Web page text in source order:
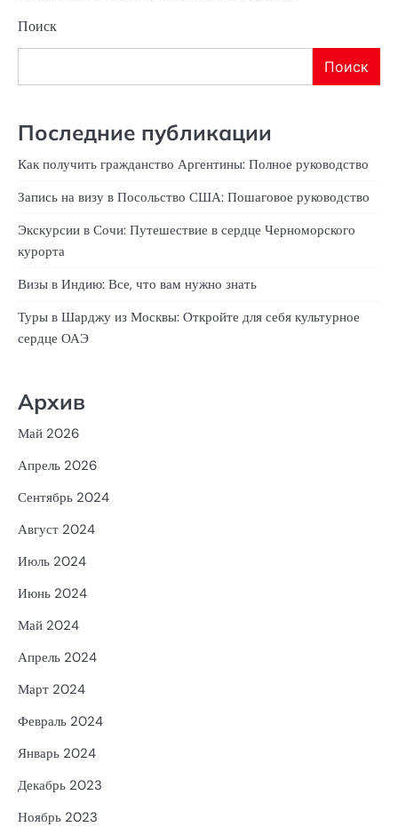
Поиск
Поиск
Последние публикации
Как получить гражданство Аргентины: Полное руководство
Запись на визу в Посольство США: Пошаговое руководство
Экскурсии в Сочи: Путешествие в сердце Черноморского
курорта
Визы в Индию: Все, что вам нужно знать
Туры в Шарджу из Москвы: Откройте для себя культурное
сердце ОАЭ
Архив
Май 2026
Апрель 2026
Сентябрь 2024
Август 2024
Июль 2024
Июнь 2024
Май 2024
Апрель 2024
Март 2024
Февраль 2024
Январь 2024
Декабрь 2023
Ноябрь 2023